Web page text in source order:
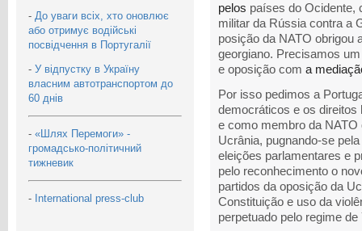
- До уваги всіх, хто оновлює
або отримує водійські
посвідчення в Португалії
- У відпустку в Україну
власним автотранспортом до
60 днів
- «Шлях Перемоги» -
громадсько-політичний
тижневик
- International press-club
pelos países do Ocidente,
militar da Rússia contra a
posição da NATO obrigou
georgiano. Precisamos
e oposição com a
Por isso pedimos a
democráticos e os
e como membro da NATO
Ucrânia, pugnando-se
eleições parlamentares e
pelo reconhecimento o
partidos da oposição da
Constituição e uso da
perpetuado pelo regime